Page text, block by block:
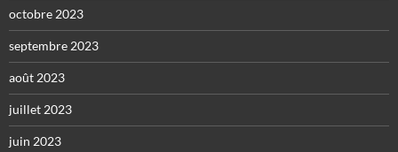
octobre 2023
septembre 2023
août 2023
juillet 2023
juin 2023